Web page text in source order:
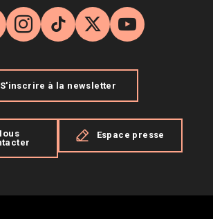
Instagram
TikTok
X YouTube
S'inscrire à la newsletter
Espace presse